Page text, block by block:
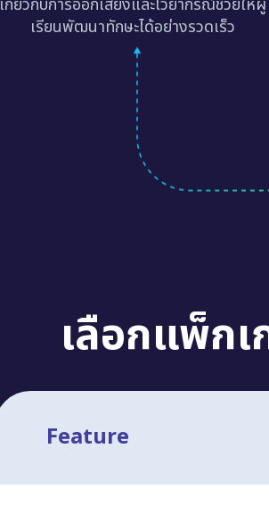
เรียนพัฒนาทักษะได้อย่างรวดเร็ว
เลือกแพ็ก
Feature